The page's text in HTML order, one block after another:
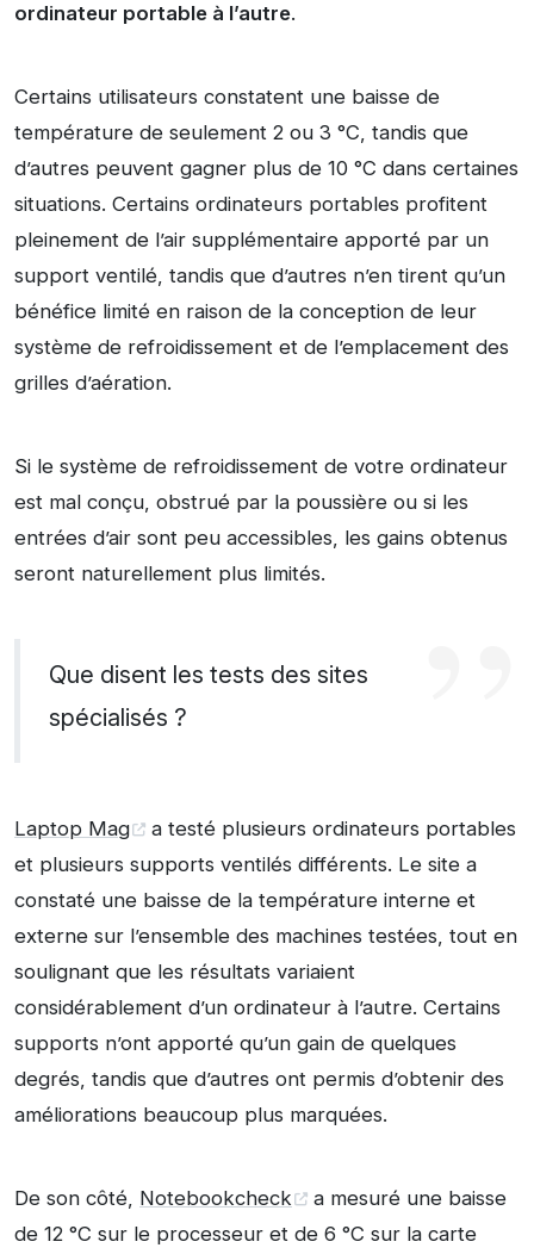
ordinateur portable à l’autre.
Certains utilisateurs constatent une baisse de
température de seulement 2 ou 3 °C, tandis que
d’autres peuvent gagner plus de 10 °C dans certaines
situations. Certains ordinateurs portables profitent
pleinement de l’air supplémentaire apporté par un
support ventilé, tandis que d’autres n’en tirent qu’un
bénéfice limité en raison de la conception de leur
système de refroidissement et de l’emplacement des
grilles d’aération.
Si le système de refroidissement de votre ordinateur
est mal conçu, obstrué par la poussière ou si les
entrées d’air sont peu accessibles, les gains obtenus
seront naturellement plus limités.
Que disent les tests des sites
spécialisés ?
Laptop Mag
a testé plusieurs ordinateurs portables
et plusieurs supports ventilés différents. Le site a
constaté une baisse de la température interne et
externe sur l’ensemble des machines testées, tout en
soulignant que les résultats variaient
considérablement d’un ordinateur à l’autre. Certains
supports n’ont apporté qu’un gain de quelques
degrés, tandis que d’autres ont permis d’obtenir des
améliorations beaucoup plus marquées.
De son côté, Notebookcheck
a mesuré une baisse
de 12 °C sur le processeur et de 6 °C sur la carte